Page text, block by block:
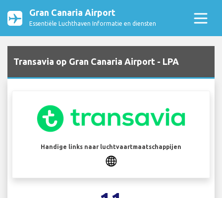
Gran Canaria Airport
Essentiële Luchthaven Informatie en diensten
Transavia op Gran Canaria Airport - LPA
Handige links naar luchtvaartmaatschappijen